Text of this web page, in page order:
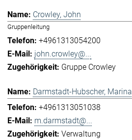
Crowley, John
Gruppenleitung
+4961313054200
john.crowley@...
Gruppe Crowley
Darmstadt-Hubscher, Marina
+4961313051038
m.darmstadt@...
Verwaltung